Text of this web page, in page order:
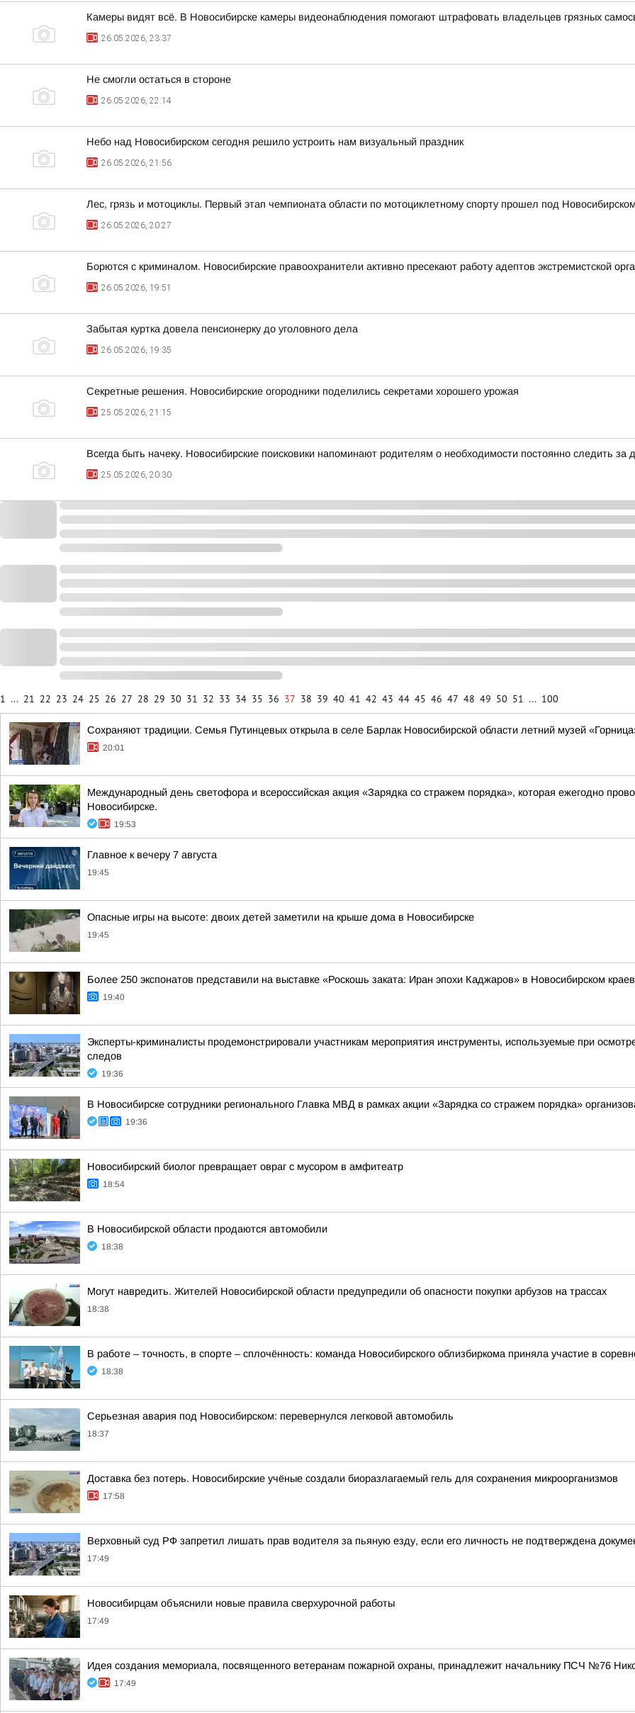
Камеры видят всё. В Новосибирске камеры видеонаблюдения помогают штрафовать владельцев грязных
26.05.2026, 23:37
Не смогли остаться в стороне
26.05.2026, 22:14
Небо над Новосибирском сегодня решило устроить нам визуальный праздник
26.05.2026, 21:56
Лес, грязь и мотоциклы. Первый этап чемпионата области по мотоциклетному спорту прошел под Новосибирском
26.05.2026, 20:27
Борются с криминалом. Новосибирские правоохранители активно пресекают работу адептов экстремистской
26.05.2026, 19:51
Забытая куртка довела пенсионерку до уголовного дела
26.05.2026, 19:35
Секретные решения. Новосибирские огородники поделились секретами хорошего урожая
25.05.2026, 21:15
Всегда быть начеку. Новосибирские поисковики напоминают родителям о необходимости постоянно следить за
25.05.2026, 20:30
1 ... 21 22 23 24 25 26 27 28 29 30 31 32 33 34 35 36 37 38 39 40 41 42 43 44 45 46 47 48 49 50 51 ... 100
Сохраняют традиции. Семья Путинцевых открыла в селе Барлак Новосибирской области летний музей
20:01
Международный день светофора и всероссийская акция «Зарядка со стражем порядка», которая ежегодно
Новосибирске.
19:53
Главное к вечеру 7 августа
19:45
Опасные игры на высоте: двоих детей заметили на крыше дома в Новосибирске
19:45
Более 250 экспонатов представили на выставке «Роскошь заката: Иран эпохи Каджаров» в Новосибирском
19:40
Эксперты-криминалисты продемонстрировали участникам мероприятия инструменты, используемые при
следов
19:36
В Новосибирске сотрудники регионального Главка МВД в рамках акции «Зарядка со стражем порядка»
19:36
Новосибирский биолог превращает овраг с мусором в амфитеатр
18:54
В Новосибирской области продаются автомобили
18:38
Могут навредить. Жителей Новосибирской области предупредили об опасности покупки арбузов на трассах
18:38
В работе – точность, в спорте – сплочённость: команда Новосибирского облизбиркома приняла участие в
18:38
Серьезная авария под Новосибирском: перевернулся легковой автомобиль
18:37
Доставка без потерь. Новосибирские учёные создали биоразлагаемый гель для сохранения микроорганизмов
17:58
Верховный суд РФ запретил лишать прав водителя за пьяную езду, если его личность не подтверждена
17:49
Новосибирцам объяснили новые правила сверхурочной работы
17:49
Идея создания мемориала, посвященного ветеранам пожарной охраны, принадлежит начальнику ПСЧ №76
17:49